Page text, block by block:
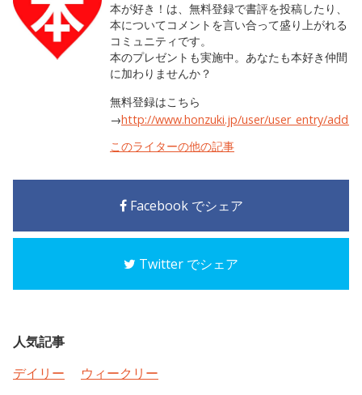
本が好き！は、無料登録で書評を投稿したり、
本についてコメントを言い合って盛り上がれる
コミュニティです。
本のプレゼントも実施中。あなたも本好き仲間
に加わりませんか？
無料登録はこちら
→http://www.honzuki.jp/user/user_entry/
このライターの他の記事
Facebook でシェア
Twitter でシェア
人気記事
デイリー
ウィークリー